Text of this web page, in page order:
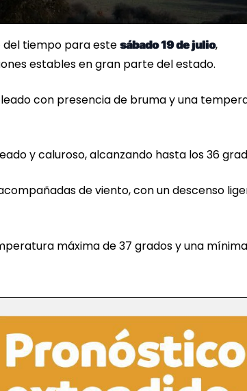
del tiempo para este sábado 19 de julio,
estables en gran parte del estado.
con presencia de bruma y una
y caluroso, alcanzando hasta los 36
de viento, con un descenso
máxima de 37 grados y una